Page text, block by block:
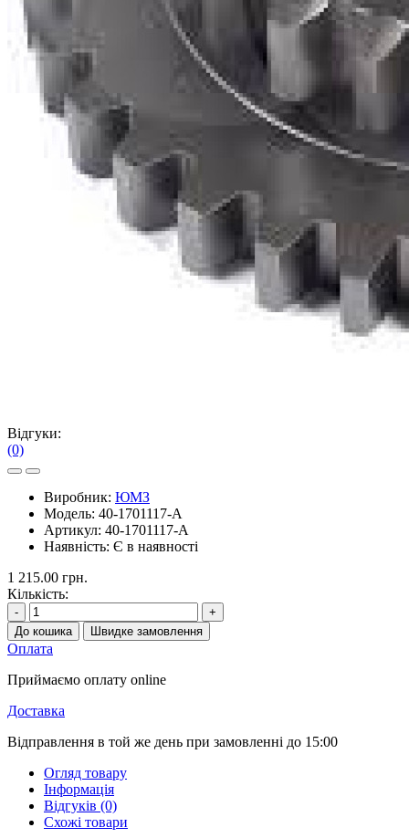
Відгуки:
(0)
Виробник: ЮМЗ
Модель: 40-1701117-А
Артикул: 40-1701117-А
Наявність: Є в наявності
1 215.00 грн.
Кількість:
-
+
До кошика
Швидке замовлення
Оплата
Приймаємо оплату online
Доставка
Відправлення в той же день при замовленні до 15:00
Огляд товару
Інформація
Відгуків (0)
Схожі товари